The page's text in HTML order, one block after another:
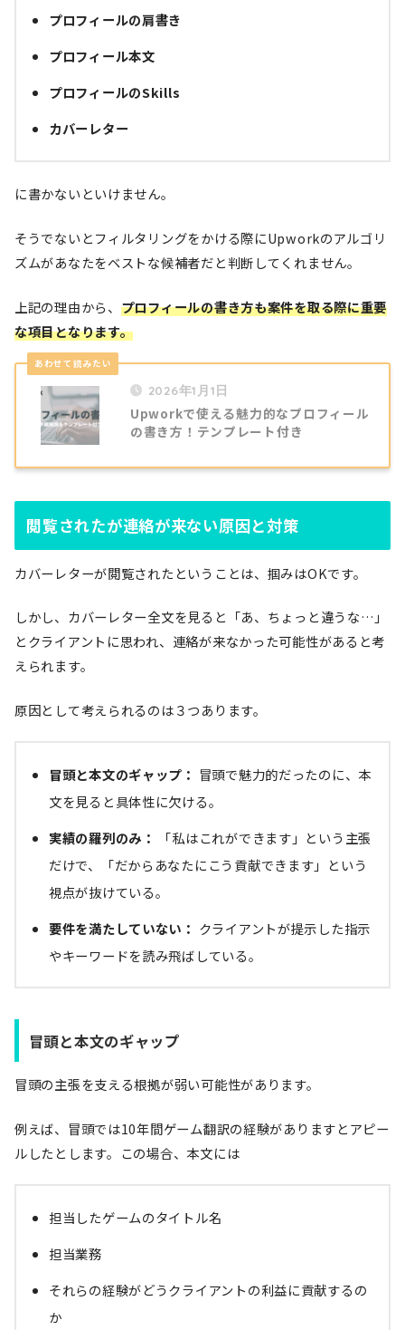
プロフィールの肩書き
プロフィール本文
プロフィールのSkills
カバーレター
に書かないといけません。
そうでないとフィルタリングをかける際にUpworkのアルゴリ
ズムがあなたをベストな候補者だと判断してくれません。
上記の理由から、 プロフィールの書き方も案件を取る際に重要
な項目となります。
2026年1月1日
Upworkで使える魅力的なプロフィール
の書き方！テンプレート付き
閲覧されたが連絡が来ない原因と対策
カバーレターが閲覧されたということは、掴みはOKです。
しかし、カバーレター全文を見ると「あ、ちょっと違うな…」
とクライアントに思われ、連絡が来なかった可能性があると考
えられます。
原因として考えられるのは３つあります。
冒頭と本文のギャップ： 冒頭で魅力的だったのに、本
文を見ると具体性に欠ける。
実績の羅列のみ：
「私はこれができます」という主張
だけで、「だからあなたにこう貢献できます」という
視点が抜けている。
要件を満たしていない： クライアントが提示した指示
やキーワードを読み飛ばしている。
冒頭と本文のギャップ
冒頭の主張を支える根拠が弱い可能性があります。
例えば、冒頭では10年間ゲーム翻訳の経験がありますとアピー
ルしたとします。この場合、本文には
担当したゲームのタイトル名
担当業務
それらの経験がどうクライアントの利益に貢献するの
か